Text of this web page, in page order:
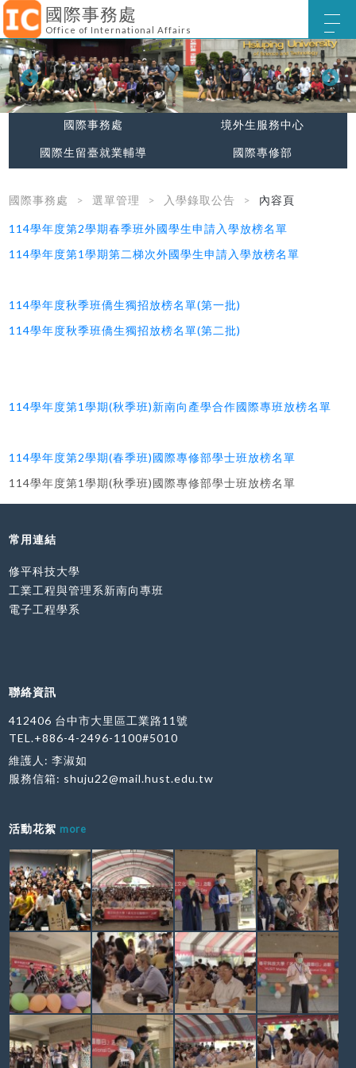
國際事務處
Office of International Affairs
國際事務處 境外生服務中心
國際生留臺就業輔導 國際專修部
國際事務處 選單管理 入學錄取公告 內容頁
114學年度第2學期春季班外國學生申請入學放榜名單
114學年度第1學期第二梯次外國學生申請入學放榜名單
114學年度秋季班僑生獨招放榜名單(第一批)
114學年度秋季班僑生獨招放榜名單(第二批)
114學年度第1學期(秋季班)新南向產學合作國際專班放榜名單
114學年度第2學期(春季班)國際專修部學士班放榜名單
114學年度第1學期(秋季班)國際專修部學士班放榜名單
常用連結
修平科技大學
工業工程與管理系新南向專班
電子工程學系
聯絡資訊
412406 台中市大里區工業路11號
TEL.+886-4-2496-1100#5010
維護人: 李淑如
服務信箱: shuju22@mail.hust.edu.tw
活動花絮 more